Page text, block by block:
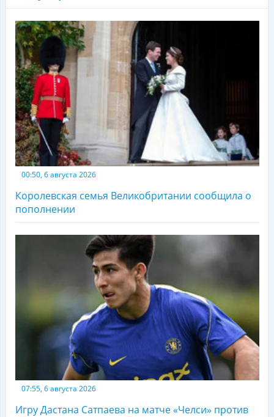
00:50, 6 августа 2026
Королевская семья Великобритании сообщила о
пополнении
07:55, 6 августа 2026
Игру Дастана Сатпаева на матче «Челси» против